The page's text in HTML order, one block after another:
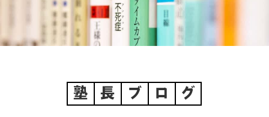
塾 長 ブ ロ グ